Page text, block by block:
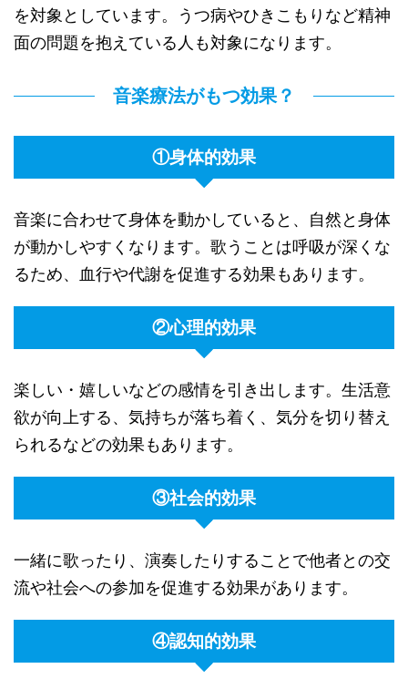
を対象としています。うつ病やひきこもりなど精神
面の問題を抱えている人も対象になります。
音楽療法がもつ効果？
①身体的効果
音楽に合わせて身体を動かしていると、自然と身体
が動かしやすくなります。歌うことは呼吸が深くな
るため、血行や代謝を促進する効果もあります。
②心理的効果
楽しい・嬉しいなどの感情を引き出します。生活意
欲が向上する、気持ちが落ち着く、気分を切り替え
られるなどの効果もあります。
③社会的効果
一緒に歌ったり、演奏したりすることで他者との交
流や社会への参加を促進する効果があります。
④認知的効果